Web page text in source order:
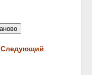
Следующий